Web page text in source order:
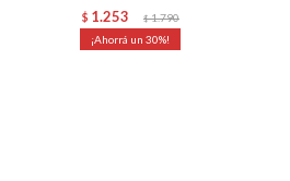
$ 1.253 $ 1.790
30